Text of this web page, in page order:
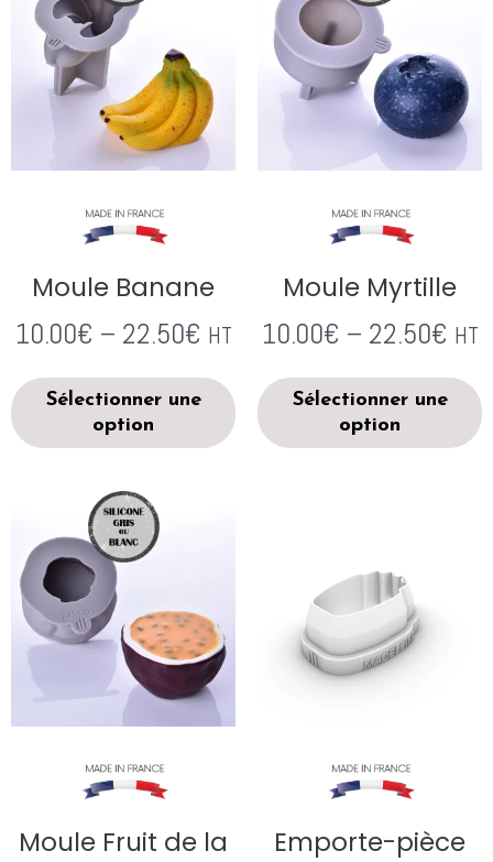
Moule Banane
10.00€ – 22.50€ HT
Sélectionner une
option
Moule Myrtille
10.00€ – 22.50€ HT
Sélectionner une
option
Moule Fruit de la
Emporte-pièce